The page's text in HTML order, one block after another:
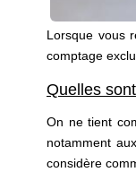
Lorsque vous
comptage
Quelles
On ne tient
notamment
considère